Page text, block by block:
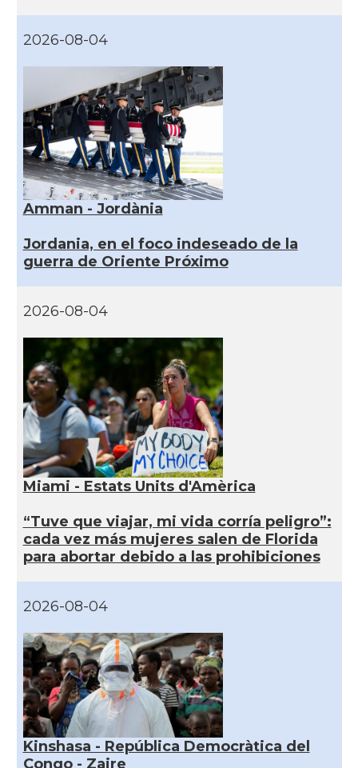
2026-08-04
Amman - Jordània
Jordania, en el foco indeseado de la
guerra de Oriente Próximo
2026-08-04
Miami - Estats Units d'Amèrica
“Tuve que viajar, mi vida corría peligro”:
cada vez más mujeres salen de Florida
para abortar debido a las prohibiciones
2026-08-04
Kinshasa - República Democràtica del
Congo - Zaire